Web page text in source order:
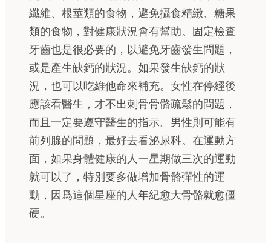
纖維、根莖類的食物，避免攝食精緻、糖果
類的食物，對健康狀況會有幫助。固定檢查
牙齒也是很必要的，以避免牙齒發生問題，
或是產生缺鈣的狀況。如果發生缺鈣的狀
況，也可以吃維他命來補充。女性在停經後
應該看醫生，才不出刺骨骨骼疏鬆的問題，
而且一定要遵守醫生的指示。男性則可能有
前列腺的問題，最好去看泌尿科。在運動方
面，如果身體健康的人一星期做三次的運動
就可以了，特別要多做增加骨骼彈性的運
動，因爲這個星座的人年紀愈大骨骼就愈僵
硬。